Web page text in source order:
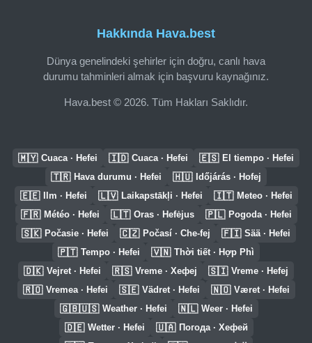
Hakkında Hava.best
Dünya genelindeki şehirler için doğru, canlı hava
durumu tahminleri almak için başvuru kaynağınız.
Hava.best © 2026. Tüm Hakları Saklıdır.
🇲🇾 Cuaca · Hefei 🇮🇩 Cuaca · Hefei 🇪🇸 El tiempo · Hefei
🇹🇷 Hava durumu · Hefei 🇭🇺 Időjárás · Hofej
🇪🇪 Ilm · Hefei 🇱🇻 Laikapstākļi · Hefei 🇮🇹 Meteo · Hefei
🇫🇷 Météo · Hefei 🇱🇹 Oras · Hefėjus 🇵🇱 Pogoda · Hefei
🇸🇰 Počasie · Hefei 🇨🇿 Počasí · Che-fej 🇫🇮 Sää · Hefei
🇵🇹 Tempo · Hefei 🇻🇳 Thời tiết · Hợp Phì
🇩🇰 Vejret · Hefei 🇷🇸 Vreme · Хефеј 🇸🇮 Vreme · Hefej
🇷🇴 Vremea · Hefei 🇸🇪 Vädret · Hefei 🇳🇴 Været · Hefei
🇬🇧🇺🇸 Weather · Hefei 🇳🇱 Weer · Hefei
🇩🇪 Wetter · Hefei 🇺🇦 Погода · Хефей